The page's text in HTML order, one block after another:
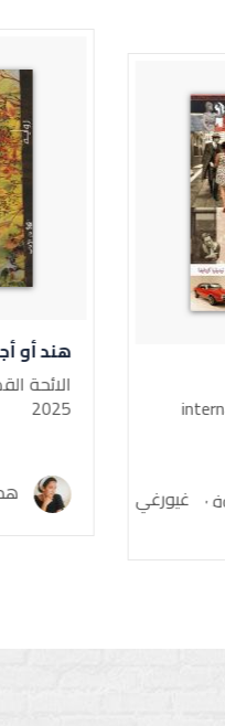
هند أو أجمل امرأة في العالم
الائحة القصيرة لجائزة الشيخ زايد
2025
هدى بركات